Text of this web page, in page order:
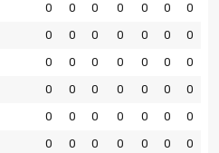
0 0 0 0 0 0 0
0 0 0 0 0 0 0
0 0 0 0 0 0 0
0 0 0 0 0 0 0
0 0 0 0 0 0 0
0 0 0 0 0 0 0